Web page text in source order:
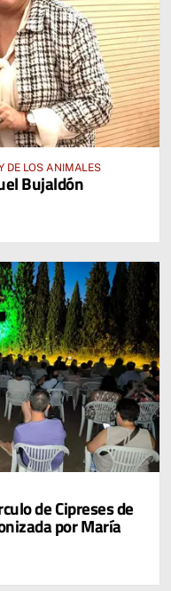
DE LOS ANIMALES
de Cipreses de
por María